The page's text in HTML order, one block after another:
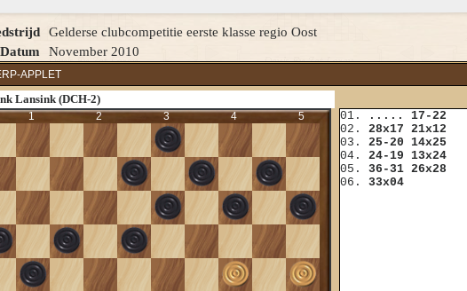
Gelderse clubcompetitie eerste klasse regio Oost
Datum
November 2010
APPLET
Lansink (DCH-2)
1 2 3 4 5 01. .....
17-22
02. 28x17 21x12
03. 25-20 14x25
04. 24-19 13x24
05. 36-31 26x28
06. 33x04